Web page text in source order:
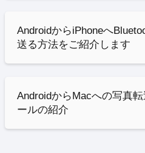
AndroidからiPhoneへ
送る方法をご紹介します
AndroidからMacへの写真
ールの紹介